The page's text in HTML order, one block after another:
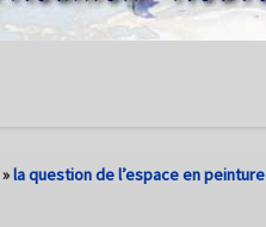
»la question de l’espace en peinture